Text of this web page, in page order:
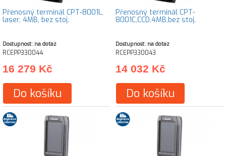
Přenosný terminál CPT-8001L,
laser, 4MB, bez stoj.
Dostupnost: na dotaz
RCEPP330044
16 279 Kč
Do košíku
Přenosný terminál CPT-
8001C,CCD,4MB,bez stoj.
Dostupnost: na dotaz
RCEPP330043
14 032 Kč
Do košíku